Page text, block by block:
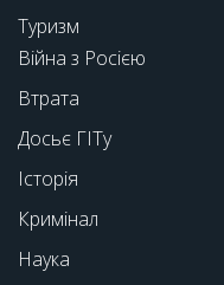
Туризм
Війна з Росією
Втрата
Досьє ГІТу
Історія
Кримінал
Наука